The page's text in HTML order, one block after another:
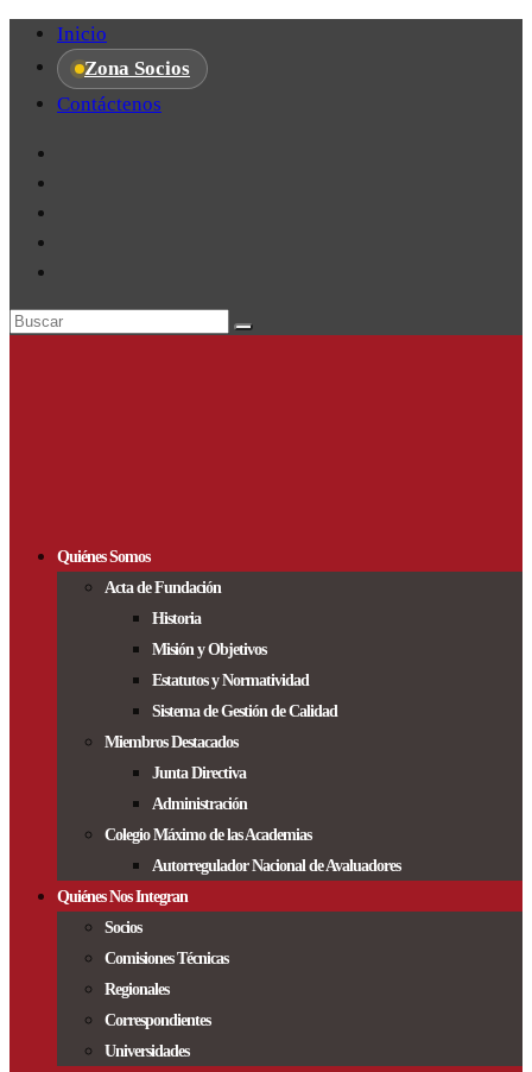
Inicio
Zona Socios
Contáctenos
Quiénes Somos
Acta de Fundación
Historia
Misión y Objetivos
Estatutos y Normatividad
Sistema de Gestión de Calidad
Miembros Destacados
Junta Directiva
Administración
Colegio Máximo de las Academias
Autorregulador Nacional de Avaluadores
Quiénes Nos Integran
Socios
Comisiones Técnicas
Regionales
Correspondientes
Universidades